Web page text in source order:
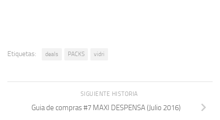
Etiquetas: deals PACKS vidri
SIGUIENTE HISTORIA
Guia de compras #7 MAXI DESPENSA (Julio 2016)